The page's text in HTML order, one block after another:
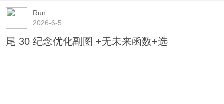
Run
2026-6-5
尾 30 纪念优化副图 +无未来函数+选